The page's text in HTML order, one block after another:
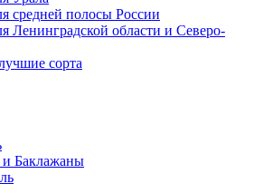
средней полосы России
Ленинградской области и Северо-
сорта
и Баклажаны